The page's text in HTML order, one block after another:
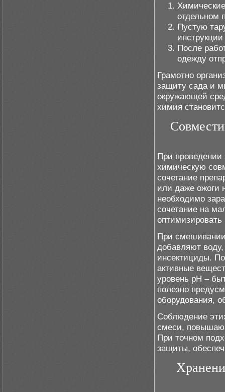
отдельном
Пустую
После
одежду
Грамотно
защиту сада и
окружающей
химия
При проведении
химическую
сочетание
или даже ожоги
необходимо
сочетание на
При смешивании
добавляют
инсектициды.
активные
уровень pH –
полезно
оборудования,
Соблюдение
смеси,
При точном
защиты,